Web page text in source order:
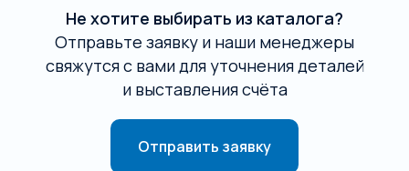
Не хотите выбирать из каталога?
Отправьте заявку и наши менеджеры
свяжутся с вами для уточнения деталей
и выставления счёта
Отправить заявку